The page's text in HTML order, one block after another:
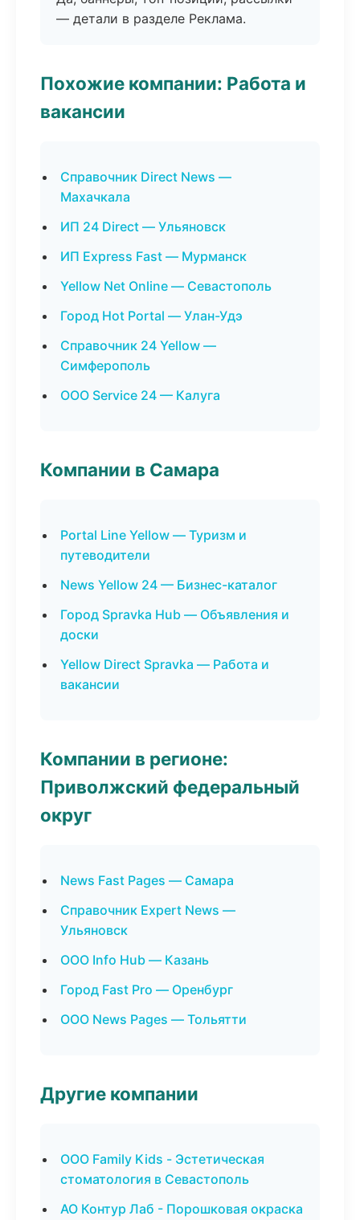
— детали в разделе Реклама.
Похожие компании: Работа и
вакансии
Справочник Direct News —
Махачкала
ИП 24 Direct — Ульяновск
ИП Express Fast — Мурманск
Yellow Net Online — Севастополь
Город Hot Portal — Улан-Удэ
Справочник 24 Yellow —
Симферополь
ООО Service 24 — Калуга
Компании в Самара
Portal Line Yellow — Туризм и
путеводители
News Yellow 24 — Бизнес-каталог
Город Spravka Hub — Объявления и
доски
Yellow Direct Spravka — Работа и
вакансии
Компании в регионе:
Приволжский федеральный
округ
News Fast Pages — Самара
Справочник Expert News —
Ульяновск
ООО Info Hub — Казань
Город Fast Pro — Оренбург
ООО News Pages — Тольятти
Другие компании
ООО Family Kids - Эстетическая
стоматология в Севастополь
АО Контур Лаб - Порошковая окраска